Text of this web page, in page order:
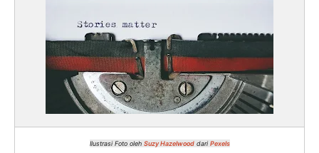
Ilustrasi Foto oleh Suzy Hazelwooddari Pexels